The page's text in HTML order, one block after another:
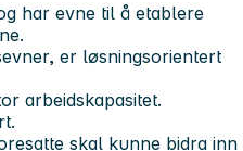
har evne til å etablere
er løsningsorientert
arbeidskapasitet.
skal kunne bidra inn